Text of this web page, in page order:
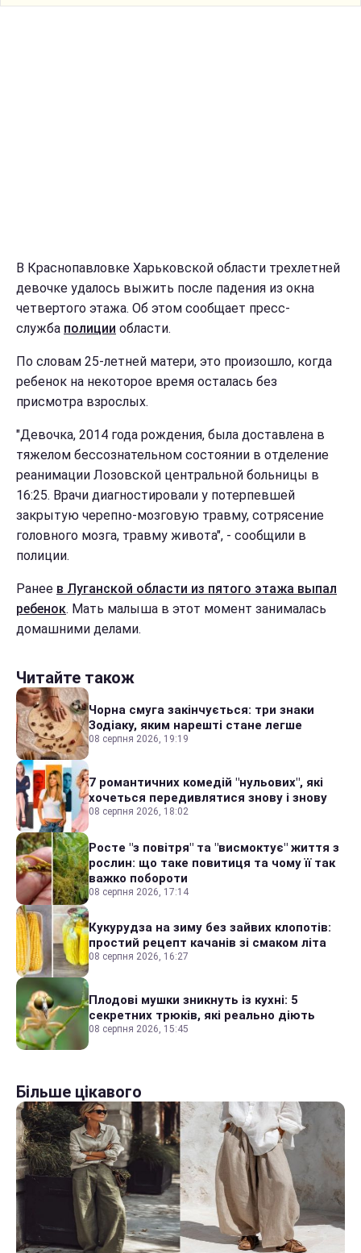
В Краснопавловке Харьковской области трехлетней
девочке удалось выжить после падения из окна
четвертого этажа. Об этом сообщает пресс-
служба полиции области.
По словам 25-летней матери, это произошло, когда
ребенок на некоторое время осталась без
присмотра взрослых.
"Девочка, 2014 года рождения, была доставлена в
тяжелом бессознательном состоянии в отделение
реанимации Лозовской центральной больницы в
16:25. Врачи диагностировали у потерпевшей
закрытую черепно-мозговую травму, сотрясение
головного мозга, травму живота", - сообщили в
полиции.
Ранее в Луганской области из пятого этажа выпал
ребенок. Мать малыша в этот момент занималась
домашними делами.
Читайте також
Чорна смуга закінчується: три знаки
Зодіаку, яким нарешті стане легше
08 серпня 2026, 19:19
7 романтичних комедій "нульових", які
хочеться передивлятися знову і знову
08 серпня 2026, 18:02
Росте "з повітря" та "висмоктує" життя з
рослин: що таке повитиця та чому її так
важко побороти
08 серпня 2026, 17:14
Кукурудза на зиму без зайвих клопотів:
простий рецепт качанів зі смаком літа
08 серпня 2026, 16:27
Плодові мушки зникнуть із кухні: 5
секретних трюків, які реально діють
08 серпня 2026, 15:45
Більше цікавого